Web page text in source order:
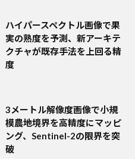
ハイパースペクトル画像で果
実の熟度を予測、新アーキテ
クチャが既存手法を上回る精
度
3メートル解像度画像で小規
模農地境界を高精度にマッピ
ング、Sentinel-2の限界を突
破